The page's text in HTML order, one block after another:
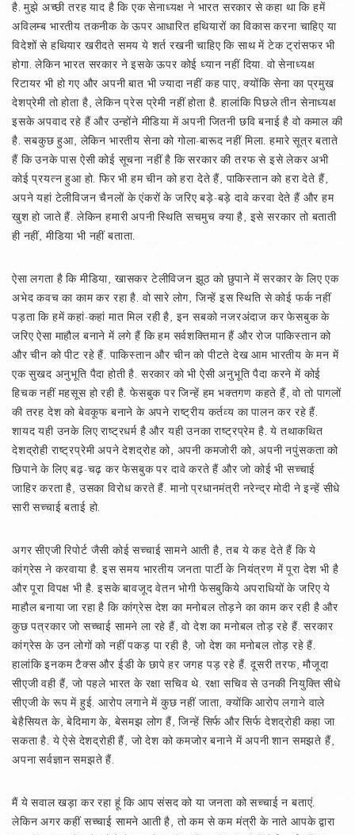
है. मुझे अच्छी तरह याद है कि एक सेनाध्यक्ष ने भारत सरकार से कहा था कि हमें
अविलम्ब भारतीय तकनीक के ऊपर आधारित हथियारों का विकास करना चाहिए या
विदेशों से हथियार खरीदते समय ये शर्त रखनी चाहिए कि साथ में टेक ट्रांसफर भी
होगा. लेकिन भारत सरकार ने इसके ऊपर कोई ध्यान नहीं दिया. वो सेनाध्यक्ष
रिटायर भी हो गए और अपनी बात भी ज्यादा नहीं कह पाए, क्योंकि सेना का प्रमुख
देशप्रेमी तो होता है, लेकिन प्रेस प्रेमी नहीं होता है. हालांकि पिछले तीन सेनाध्यक्ष
इसके अपवाद रहे हैं और उन्होंने मीडिया में अपनी जितनी छवि बनाई है वो कमाल की
है. सबकुछ हुआ, लेकिन भारतीय सेना को गोला-बारूद नहीं मिला. हमारे सूत्र बताते
हैं कि उनके पास ऐसी कोई सूचना नहीं है कि सरकार की तरफ से इसे लेकर अभी
कोई प्रयत्न हुआ हो. फिर भी हम चीन को हरा देते हैं, पाकिस्तान को हरा देते हैं,
अपने यहां टेलीविजन चैनलों के एंकरों के जरिए बड़े-बड़े दावे करवा देते हैं और हम
खुश हो जाते हैं. लेकिन हमारी अपनी स्थिति सचमुच क्या है, इसे सरकार तो बताती
ही नहीं, मीडिया भी नहीं बताता.
ऐसा लगता है कि मीडिया, खासकर टेलीविजन झूठ को छुपाने में सरकार के लिए एक
अभेद कवच का काम कर रहा है. वो सारे लोग, जिन्हें इस स्थिति से कोई फर्क नहीं
पड़ता कि हमें कहां-कहां मात मिल रही है, इन सबको नजरअंदाज कर फेसबुक के
जरिए ऐसा माहौल बनाने में लगे हैं कि हम सर्वशक्तिमान हैं और रोज पाकिस्तान को
और चीन को पीट रहे हैं. पाकिस्तान और चीन को पीटते देख आम भारतीय के मन में
एक सुखद अनुभूति पैदा होती है. सरकार को भी ऐसी अनुभूति पैदा करने में कोई
हिचक नहीं महसूस हो रही है. फेसबुक पर जिन्हें हम भक्तगण कहते हैं, वो तो पागलों
की तरह देश को बेवकूफ बनाने के अपने राष्ट्रीय कर्तव्य का पालन कर रहे हैं.
शायद यही उनके लिए राष्ट्रधर्म है और यही उनका राष्ट्रप्रेम है. ये तथाकथित
देशद्रोही राष्ट्रप्रेमी अपने देशद्रोह को, अपनी कमजोरी को, अपनी नपुंसकता को
छिपाने के लिए बढ़-चढ़ कर फेसबुक पर दावे करते हैं और जो कोई भी सच्चाई
जाहिर करता है, उसका विरोध करते हैं. मानो प्रधानमंत्री नरेन्द्र मोदी ने इन्हें सीधे
सारी सच्चाई बताई हो.
अगर सीएजी रिपोर्ट जैसी कोई सच्चाई सामने आती है, तब ये कह देते हैं कि ये
कांग्रेस ने करवाया है. इस समय भारतीय जनता पार्टी के नियंत्रण में पूरा देश भी है
और पूरा विपक्ष भी है. इसके बावजूद वेतन भोगी फेसबुकिये अपराधियों के जरिए ये
माहौल बनाया जा रहा है कि कांग्रेस देश का मनोबल तोड़ने का काम कर रही है और
कुछ पत्रकार जो सच्चाई सामने ला रहे हैं, वो देश का मनोबल तोड़ रहे हैं. सरकार
कांग्रेस के उन लोगों को नहीं पकड़ पा रही है, जो देश का मनोबल तोड़ रहे हैं.
हालांकि इनकम टैक्स और ईडी के छापे हर जगह पड़ रहे हैं. दूसरी तरफ, मौजूदा
सीएजी वही हैं, जो पहले भारत के रक्षा सचिव थे. रक्षा सचिव से उनकी नियुक्ति सीधे
सीएजी के रूप में हुई. आरोप लगाने में कुछ नहीं जाता, क्योंकि आरोप लगाने वाले
बेहैसियत के, बेदिमाग के, बेसमझ लोग हैं, जिन्हें सिर्फ और सिर्फ देशद्रोही कहा जा
सकता है. ये ऐसे देशद्रोही हैं, जो देश को कमजोर बनाने में अपनी शान समझते हैं,
अपना सर्वज्ञान समझते हैं.
मैं ये सवाल खड़ा कर रहा हूं कि आप संसद को या जनता को सच्चाई न बताएं.
लेकिन अगर कहीं सच्चाई सामने आती है, तो कम से कम मंत्री के नाते आपके द्वारा